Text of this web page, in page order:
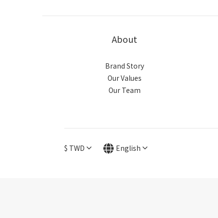
About
Brand Story
Our Values
Our Team
$ TWD English